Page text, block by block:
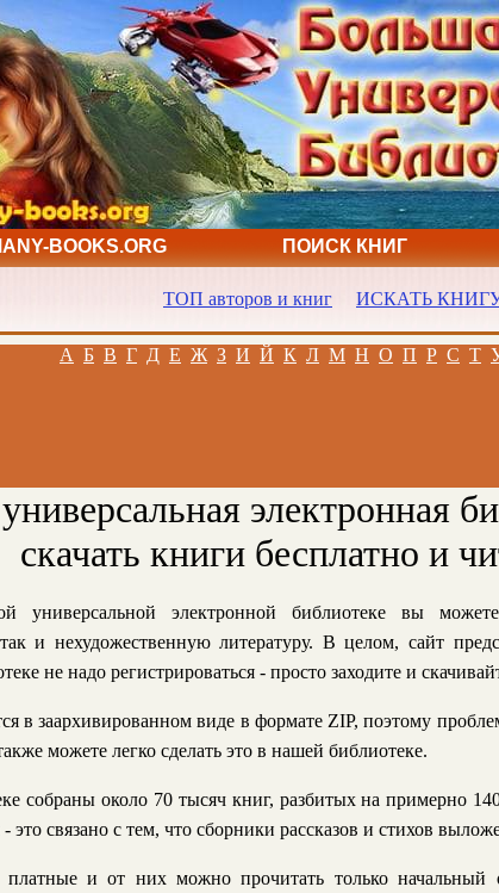
BOOKS.ORG ПОИСК КНИГ
ТОП авторов и книг ИСКАТЬ
А Б В Г Д Е Ж З И Й К Л М Н О П Р С Т
электронная
скачать книги бесплатно и
универсальной электронной библиотеке вы
и нехудожественную литературу. В целом, сайт
не надо регистрироваться - просто заходите и
в заархивированном виде в формате ZIP, поэтому
можете легко сделать это в нашей библиотеке.
собраны около 70 тысяч книг, разбитых на примерно
- это связано с тем, что сборники рассказов и стихов
и от них можно прочитать только начальный